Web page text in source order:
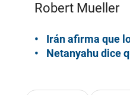
Robert Mueller
Irán afirma que
Netanyahu dice